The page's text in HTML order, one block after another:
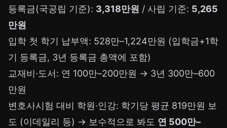
등록금(국공립 기준): 3,318만원 / 사립 기준: 5,265
만원
입학 첫 학기 납부액: 528만–1,224만원 (입학금+1학
기 등록금, 3년 등록금 총액에 포함)
교재비·도서: 연 100만–200만원 → 3년 300만–600
만원
변호사시험 대비 학원·인강: 학기당 평균 819만원 보
도 (이데일리 등) → 보수적으로 봐도 연 500만–